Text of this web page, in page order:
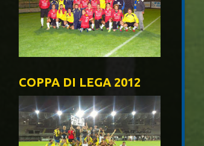
COPPA DI LEGA 2012